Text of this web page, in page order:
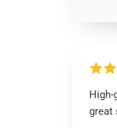
High-
great